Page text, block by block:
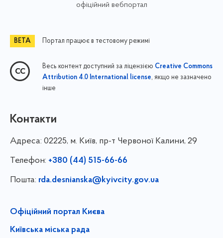
офіційний вебпортал
Портал працює в тестовому режимі
Весь контент доступний за ліцензією Creative Commons
Attribution 4.0 International license, якщо не зазначено
інше
Контакти
Адреса: 02225, м. Київ, пр-т Червоної Калини, 29
Телефон: +380 (44) 515-66-66
Пошта: rda.desnianska@kyivcity.gov.ua
Офіційний портал Києва
Київська міська рада